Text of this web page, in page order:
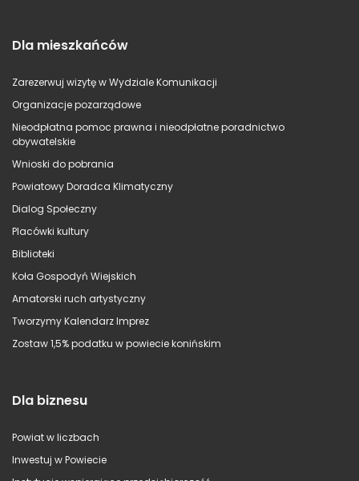
Dla mieszkańców
Zarezerwuj wizytę w Wydziale Komunikacji
Organizacje pozarządowe
Nieodpłatna pomoc prawna i nieodpłatne poradnictwo
obywatelskie
Wnioski do pobrania
Powiatowy Doradca Klimatyczny
Dialog Społeczny
Placówki kultury
Biblioteki
Koła Gospodyń Wiejskich
Amatorski ruch artystyczny
Tworzymy Kalendarz Imprez
Zostaw 1,5% podatku w powiecie konińskim
Dla biznesu
Powiat w liczbach
Inwestuj w Powiecie